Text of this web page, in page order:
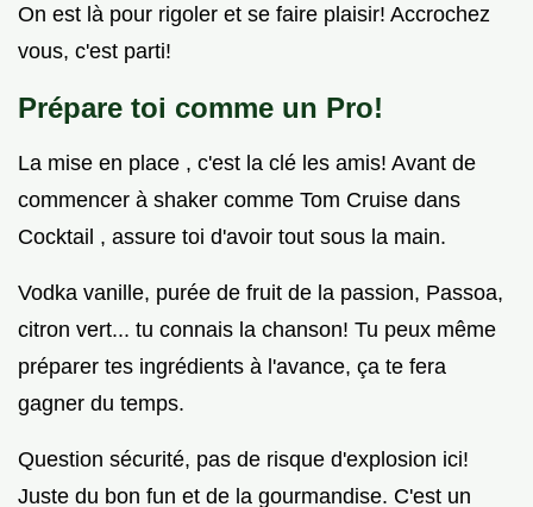
On est là pour rigoler et se faire plaisir! Accrochez
vous, c'est parti!
Prépare toi comme un Pro!
La mise en place , c'est la clé les amis! Avant de
commencer à shaker comme Tom Cruise dans
Cocktail , assure toi d'avoir tout sous la main.
Vodka vanille, purée de fruit de la passion, Passoa,
citron vert... tu connais la chanson! Tu peux même
préparer tes ingrédients à l'avance, ça te fera
gagner du temps.
Question sécurité, pas de risque d'explosion ici!
Juste du bon fun et de la gourmandise. C'est un